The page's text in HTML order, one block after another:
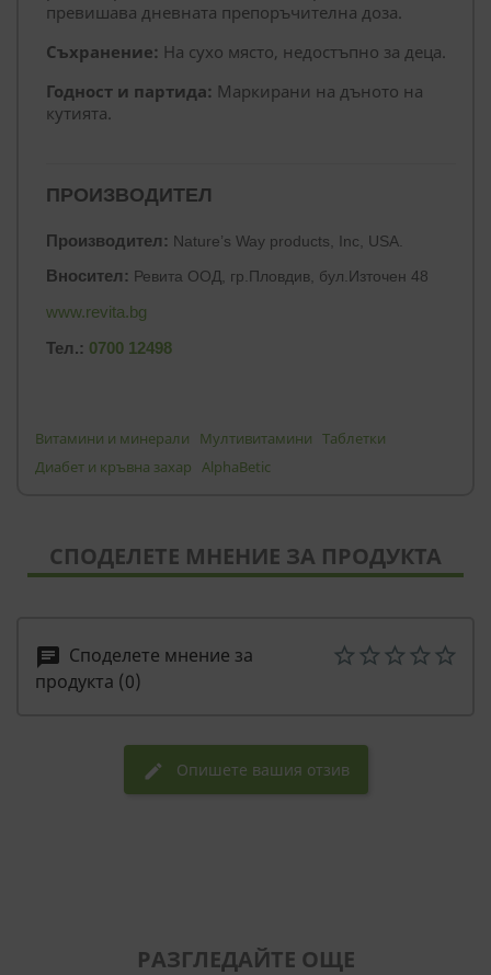
превишава дневната препоръчителна доза.
Съхранение: На сухо място, недостъпно за деца.
Годност и партида: Маркирани на дъното на
кутията.
ПРОИЗВОДИТЕЛ
Производител: Nature’s Way products, Inc, USA.
Вносител: Ревита ООД, гр.Пловдив, бул.Източен 48
www.revita.bg
Тел.: 0700 12498
Витамини и минерали Мултивитамини Таблетки
Диабет и кръвна захар AlphaBetic
СПОДЕЛЕТЕ МНЕНИЕ ЗА ПРОДУКТА
chat Споделете мнение за
продукта (0)
edit Опишете вашия отзив
РАЗГЛЕДАЙТЕ ОЩЕ